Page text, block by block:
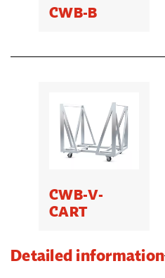
CWB-B
CWB-V-
CART
Detailed information